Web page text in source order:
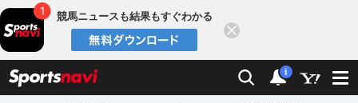
競馬ニュースも結果もすぐわかる
検索 通知
i